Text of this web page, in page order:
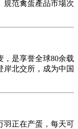
規范禽蛋產品市場次
，是享誉全球80余载
岸北交所，成为中国
羽正在产蛋，每天可